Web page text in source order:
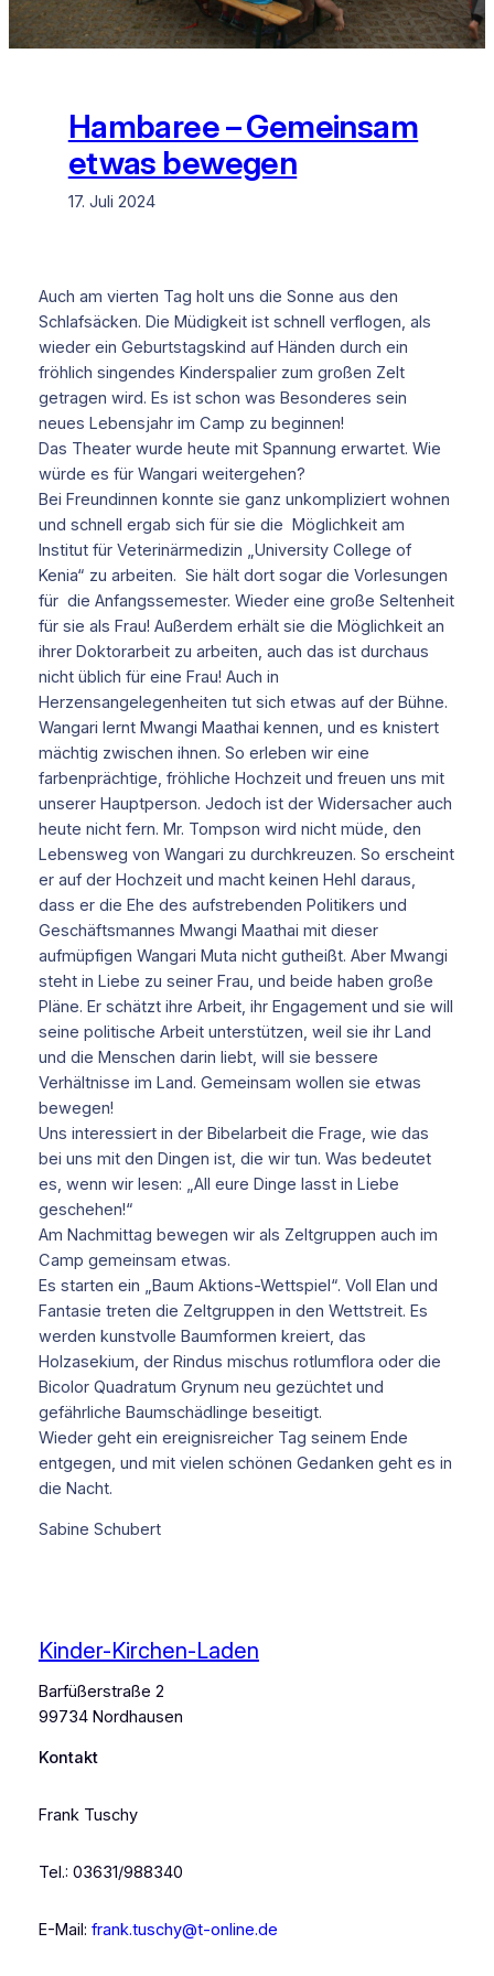
Hambaree – Gemeinsam
etwas bewegen
17. Juli 2024
Auch am vierten Tag holt uns die Sonne aus den
Schlafsäcken. Die Müdigkeit ist schnell verflogen, als
wieder ein Geburtstagskind auf Händen durch ein
fröhlich singendes Kinderspalier zum großen Zelt
getragen wird. Es ist schon was Besonderes sein
neues Lebensjahr im Camp zu beginnen!
Das Theater wurde heute mit Spannung erwartet. Wie
würde es für Wangari weitergehen?
Bei Freundinnen konnte sie ganz unkompliziert wohnen
und schnell ergab sich für sie die Möglichkeit am
Institut für Veterinärmedizin „University College of
Kenia“ zu arbeiten. Sie hält dort sogar die Vorlesungen
für die Anfangssemester. Wieder eine große Seltenheit
für sie als Frau! Außerdem erhält sie die Möglichkeit an
ihrer Doktorarbeit zu arbeiten, auch das ist durchaus
nicht üblich für eine Frau! Auch in
Herzensangelegenheiten tut sich etwas auf der Bühne.
Wangari lernt Mwangi Maathai kennen, und es knistert
mächtig zwischen ihnen. So erleben wir eine
farbenprächtige, fröhliche Hochzeit und freuen uns mit
unserer Hauptperson. Jedoch ist der Widersacher auch
heute nicht fern. Mr. Tompson wird nicht müde, den
Lebensweg von Wangari zu durchkreuzen. So erscheint
er auf der Hochzeit und macht keinen Hehl daraus,
dass er die Ehe des aufstrebenden Politikers und
Geschäftsmannes Mwangi Maathai mit dieser
aufmüpfigen Wangari Muta nicht gutheißt. Aber Mwangi
steht in Liebe zu seiner Frau, und beide haben große
Pläne. Er schätzt ihre Arbeit, ihr Engagement und sie will
seine politische Arbeit unterstützen, weil sie ihr Land
und die Menschen darin liebt, will sie bessere
Verhältnisse im Land. Gemeinsam wollen sie etwas
bewegen!
Uns interessiert in der Bibelarbeit die Frage, wie das
bei uns mit den Dingen ist, die wir tun. Was bedeutet
es, wenn wir lesen: „All eure Dinge lasst in Liebe
geschehen!“
Am Nachmittag bewegen wir als Zeltgruppen auch im
Camp gemeinsam etwas.
Es starten ein „Baum Aktions-Wettspiel“. Voll Elan und
Fantasie treten die Zeltgruppen in den Wettstreit. Es
werden kunstvolle Baumformen kreiert, das
Holzasekium, der Rindus mischus rotlumflora oder die
Bicolor Quadratum Grynum neu gezüchtet und
gefährliche Baumschädlinge beseitigt.
Wieder geht ein ereignisreicher Tag seinem Ende
entgegen, und mit vielen schönen Gedanken geht es in
die Nacht.
Sabine Schubert
Kinder-Kirchen-Laden
Barfüßerstraße 2
99734 Nordhausen
Kontakt
Frank Tuschy
Tel.: 03631/988340
E-Mail: frank.tuschy@t-online.de